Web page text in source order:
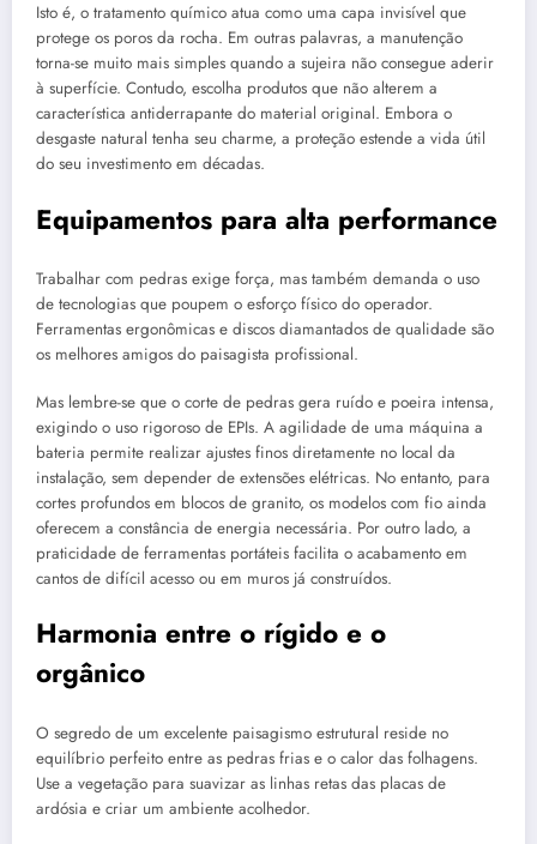
Isto é, o tratamento químico atua como uma capa invisível que
protege os poros da rocha. Em outras palavras, a manutenção
torna-se muito mais simples quando a sujeira não consegue aderir
à superfície. Contudo, escolha produtos que não alterem a
característica antiderrapante do material original. Embora o
desgaste natural tenha seu charme, a proteção estende a vida útil
do seu investimento em décadas.
Equipamentos para alta performance
Trabalhar com pedras exige força, mas também demanda o uso
de tecnologias que poupem o esforço físico do operador.
Ferramentas ergonômicas e discos diamantados de qualidade são
os melhores amigos do paisagista profissional.
Mas lembre-se que o corte de pedras gera ruído e poeira intensa,
exigindo o uso rigoroso de EPIs. A agilidade de uma máquina a
bateria permite realizar ajustes finos diretamente no local da
instalação, sem depender de extensões elétricas. No entanto, para
cortes profundos em blocos de granito, os modelos com fio ainda
oferecem a constância de energia necessária. Por outro lado, a
praticidade de ferramentas portáteis facilita o acabamento em
cantos de difícil acesso ou em muros já construídos.
Harmonia entre o rígido e o
orgânico
O segredo de um excelente paisagismo estrutural reside no
equilíbrio perfeito entre as pedras frias e o calor das folhagens.
Use a vegetação para suavizar as linhas retas das placas de
ardósia e criar um ambiente acolhedor.